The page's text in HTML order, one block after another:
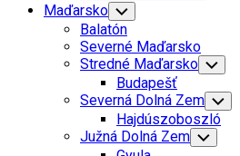
Current
Page
Parent
Maďarsko Toggle
Child
Menu
Balatón
Severné Maďarsko
Stredné Maďarsko Toggle
Child
Menu
Budapešť
Severná Dolná Zem Toggle
Child
Menu
Hajdúszoboszló
Južná Dolná Zem Toggle
Child